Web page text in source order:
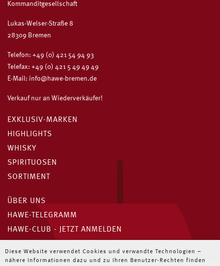
Diese Website verwendet Cookies und verwandte Technologien –
nähere Informationen dazu und zu Ihren Benutzer-Rechten finden
Kommanditgesellschaft
Lukas-Welser-Straße 8
28309 Bremen
Telefon: +49 (0) 421 54 94 93
Telefax: +49 (0) 421 5 49 49 49
E-Mail: info@hawe-bremen.de
Verkauf nur an Wiederverkäufer!
EXKLUSIV-MARKEN
HIGHLIGHTS
WHISKY
SPIRITUOSEN
SORTIMENT
ÜBER UNS
HAWE-TELEGRAMM
HAWE-CLUB - JETZT ANMELDEN
Unser HAWE-Telegramm